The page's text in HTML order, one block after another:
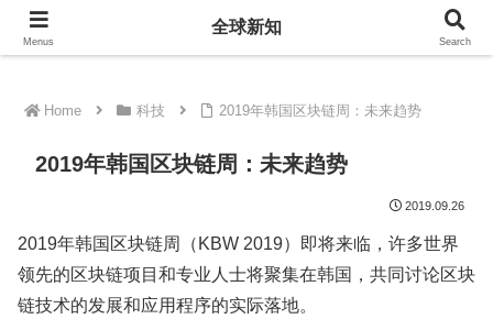
全球新知
Home 科技 2019年韩国区块链周：未来趋势
2019年韩国区块链周：未来趋势
2019.09.26
2019年韩国区块链周（KBW 2019）即将来临，许多世界
领先的区块链项目和专业人士将聚集在韩国，共同讨论区块
链技术的发展和应用程序的实际落地。
Menus
全球新知
Search